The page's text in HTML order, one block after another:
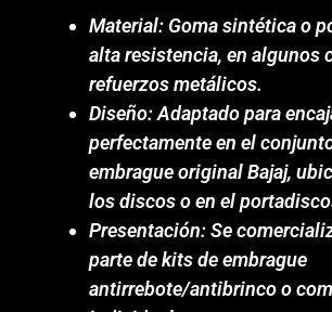
Material: Goma sintética o
alta resistencia, en algunos
refuerzos metálicos.
Diseño: Adaptado para
perfectamente en el
embrague original Bajaj,
los discos o en el
Presentación: Se
parte de kits de embrague
antirrebote/antibrinco o